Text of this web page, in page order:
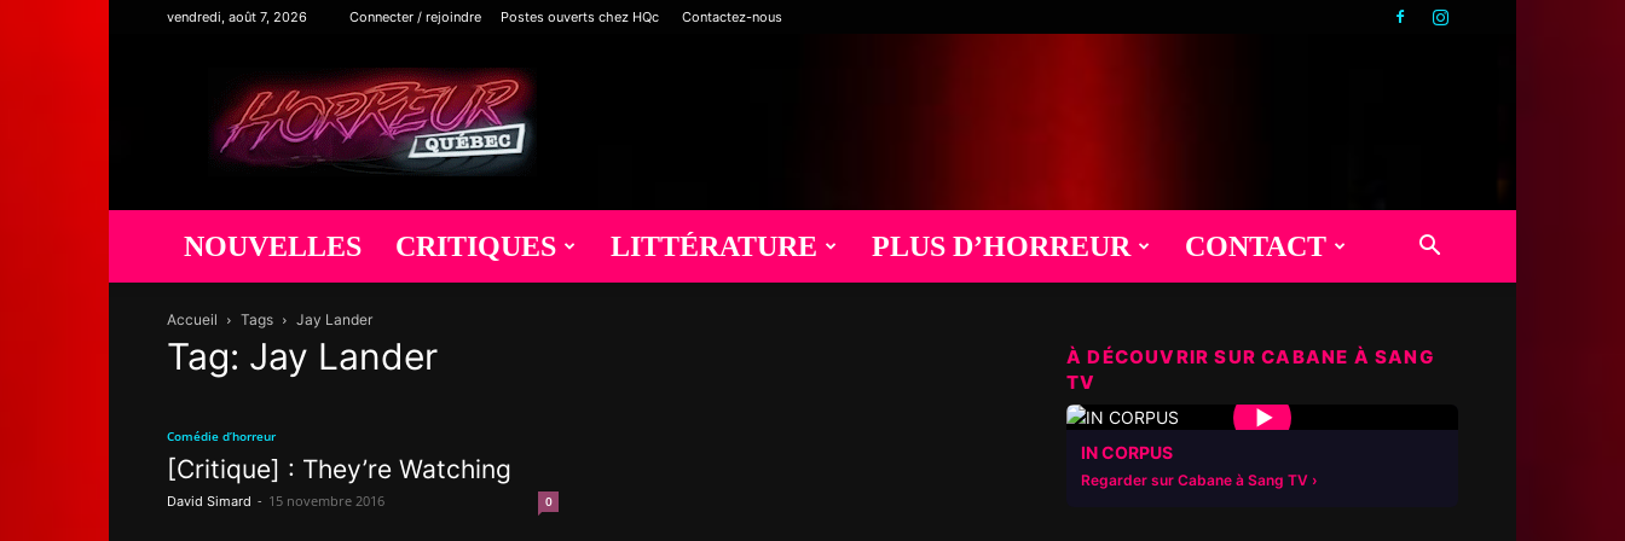
vendredi, août 7, 2026 Connecter / rejoindre Postes ouverts chez HQc Contactez-nous
Horreur
Québec
NOUVELLES CRITIQUES LITTÉRATURE PLUS D’HORREUR CONTACT
Accueil Tags Jay Lander
Tag: Jay Lander
Comédie d’horreur
[Critique] : They’re Watching
David Simard - 15 novembre 2016 0
À DÉCOUVRIR SUR CABANE À SANG
TV
▶
IN CORPUS
Regarder sur Cabane à Sang TV